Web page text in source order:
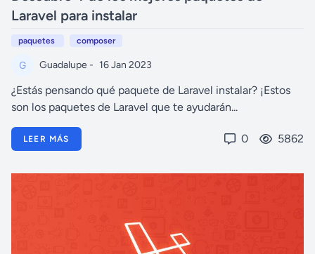
Laravel para instalar
paquetes composer
Guadalupe - 16 Jan 2023
¿Estás pensando qué paquete de Laravel instalar? ¡Estos
son los paquetes de Laravel que te ayudarán...
LEER MÁS 0 5862